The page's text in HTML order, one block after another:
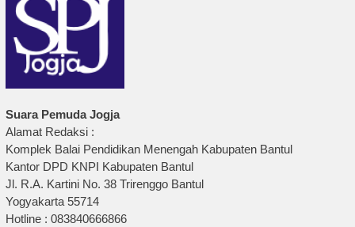
Suara Pemuda Jogja
Alamat Redaksi :
Komplek Balai Pendidikan Menengah Kabupaten Bantul
Kantor DPD KNPI Kabupaten Bantul
Jl. R.A. Kartini No. 38 Trirenggo Bantul
Yogyakarta 55714
Hotline : 083840666866